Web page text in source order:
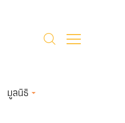
มูลนิธิ